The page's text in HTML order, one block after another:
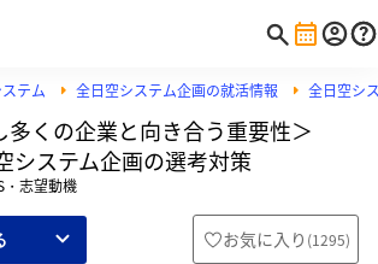
テム 全日空システム企画の就活情報 全日空シ
多くの企業と向き合う重要性＞
システム企画の選考対策
・志望動機
お気に入り (1295)